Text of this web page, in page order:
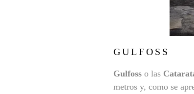
GULFOSS
Gulfoss o las
metros y, como se